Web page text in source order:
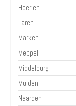
Heerlen
Laren
Marken
Meppel
Middelburg
Muiden
Naarden